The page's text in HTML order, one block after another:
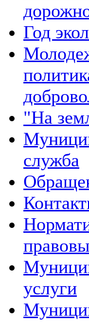
Год
"На
служба
услуги